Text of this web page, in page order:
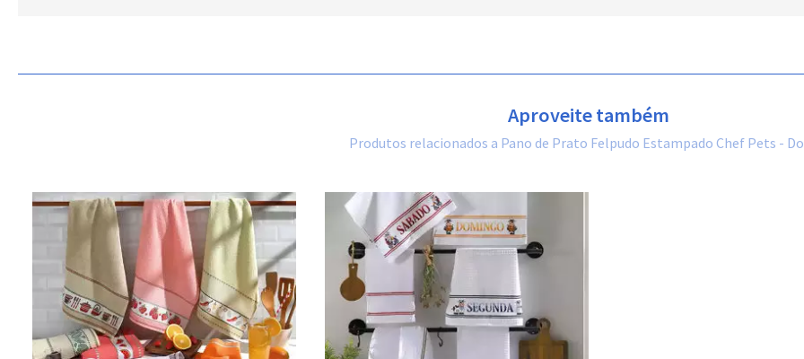
Aproveite também
Produtos relacionados a Pano de Prato Felpudo Estampado Chef Pets -